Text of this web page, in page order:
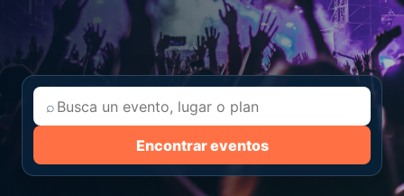
⌕
Encontrar eventos